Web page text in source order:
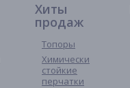
Хиты
продаж
Топоры
Химически
стойкие
перчатки